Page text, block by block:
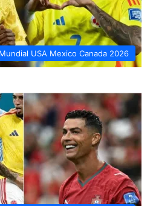
Mundial USA Mexico Canada 2026